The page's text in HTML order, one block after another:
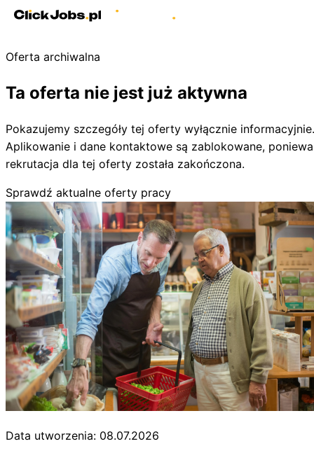
Oferta archiwalna
Ta oferta nie jest już aktywna
Pokazujemy szczegóły tej oferty wyłącznie informacyjnie.
Aplikowanie i dane kontaktowe są zablokowane,
rekrutacja dla tej oferty została zakończona.
Sprawdź aktualne oferty pracy
Data utworzenia: 08.07.2026